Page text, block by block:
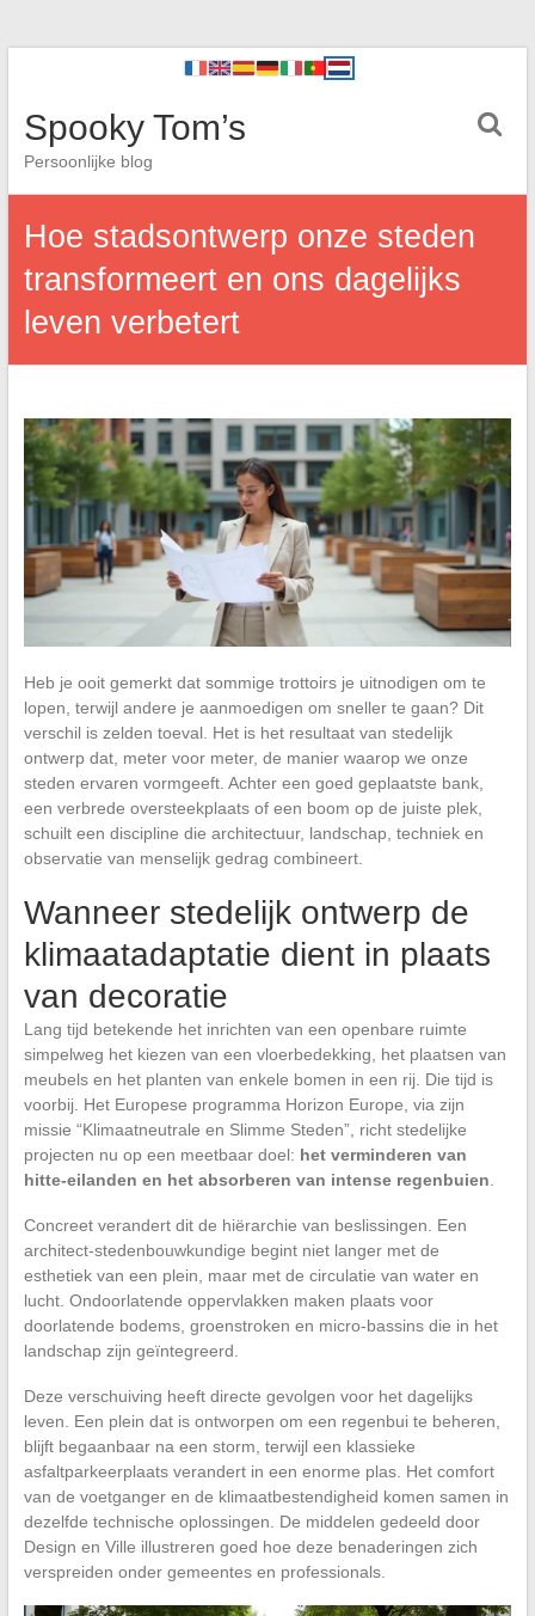
Spooky Tom’s
Persoonlijke blog
Hoe stadsontwerp onze steden
transformeert en ons dagelijks
leven verbetert
Heb je ooit gemerkt dat sommige trottoirs je uitnodigen om te
lopen, terwijl andere je aanmoedigen om sneller te gaan? Dit
verschil is zelden toeval. Het is het resultaat van stedelijk
ontwerp dat, meter voor meter, de manier waarop we onze
steden ervaren vormgeeft. Achter een goed geplaatste bank,
een verbrede oversteekplaats of een boom op de juiste plek,
schuilt een discipline die architectuur, landschap, techniek en
observatie van menselijk gedrag combineert.
Wanneer stedelijk ontwerp de
klimaatadaptatie dient in plaats
van decoratie
Lang tijd betekende het inrichten van een openbare ruimte
simpelweg het kiezen van een vloerbedekking, het plaatsen van
meubels en het planten van enkele bomen in een rij. Die tijd is
voorbij. Het Europese programma Horizon Europe, via zijn
missie “Klimaatneutrale en Slimme Steden”, richt stedelijke
projecten nu op een meetbaar doel: het verminderen van
hitte-eilanden en het absorberen van intense regenbuien
Concreet verandert dit de hiërarchie van beslissingen. Een
architect-stedenbouwkundige begint niet langer met de
esthetiek van een plein, maar met de circulatie van water en
lucht. Ondoorlatende oppervlakken maken plaats voor
doorlatende bodems, groenstroken en micro-bassins die in het
landschap zijn geïntegreerd.
Deze verschuiving heeft directe gevolgen voor het dagelijks
leven. Een plein dat is ontworpen om een regenbui te beheren,
blijft begaanbaar na een storm, terwijl een klassieke
asfaltparkeerplaats verandert in een enorme plas. Het comfort
van de voetganger en de klimaatbestendigheid komen samen in
dezelfde technische oplossingen. De middelen gedeeld door
Design en Ville illustreren goed hoe deze benaderingen zich
verspreiden onder gemeentes en professionals.